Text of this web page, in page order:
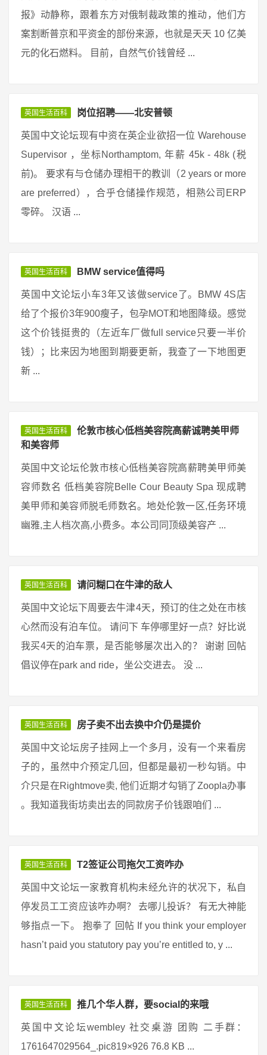
报》动静称，跟着东方对俄制裁政策的推动，他们方
案割断普京和平资金的部份来源，也就是天天 10 亿美
元的化石燃料。 目前，自然气价钱曾经 ...
英国生活百科 岗位招聘——北安普顿
英国中文论坛现有中资在英企业欲招一位 Warehouse
Supervisor ，坐标Northamptom, 年薪 45k - 48k (税
前)。 要求有与仓储办理相干的教训（2 years or more
are preferred），合乎仓储操作规范，相熟公司ERP
零碎。 汉语 ...
英国生活百科 BMW service值得吗
英国中文论坛小车3年又该做service了。BMW 4S店
给了个报价3年900瘦子，包孕MOT和地图降级。感觉
这个价钱挺贵的（左近车厂做full service只要一半价
钱）；比来因为地图到期要更新，我查了一下地图更
新 ...
英国生活百科
伦敦市核心低档美容院高薪诚聘美甲师
和美容师
英国中文论坛伦敦市核心低档美容院高薪聘美甲师美
容师数名 低档美容院Belle Cour Beauty Spa 现成聘
美甲师和美容师脱毛师数名。地处伦敦一区,任务环境
幽雅,主人档次高,小费多。本公司同顶级美容产 ...
英国生活百科 请问糊口在牛津的敌人
英国中文论坛下周要去牛津4天，预订的住之处在市核
心然而没有泊车位。 请问下 车停哪里好一点？好比说
我买4天的泊车票，是否能够屡次出入的？ 谢谢 回帖
倡议停在park and ride，坐公交进去。 没 ...
英国生活百科 房子卖不出去换中介仍是提价
英国中文论坛房子挂网上一个多月，没有一个来看房
子的，虽然中介预定几回，但都是最初一秒勾销。中
介只是在Rightmove卖, 他们近期才勾销了Zoopla办事
。我知道我街坊卖出去的同款房子价钱跟咱们 ...
英国生活百科 T2签证公司拖欠工资咋办
英国中文论坛一家教育机构未经允许的状况下，私自
停发员工工资应该咋办啊？ 去哪儿投诉？ 有无大神能
够指点一下。 抱拳了 回帖 If you think your employer
hasn’t paid you statutory pay you’re entitled to, y ...
英国生活百科 推几个华人群，要social的来哦
英国中文论坛wembley 社交桌游 团购 二手群：
1761647029564_.pic819×926 76.8 KB ...